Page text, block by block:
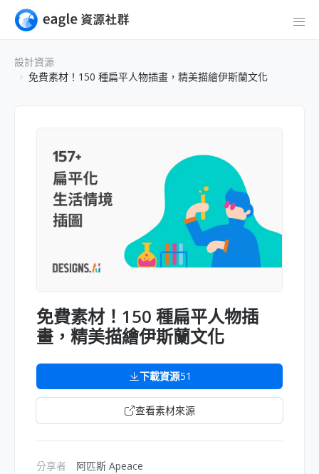
設計資源
免費素材！150 種扁平人物插畫，精美描繪伊斯蘭文化
免費素材！150 種扁平人物插
畫，精美描繪伊斯蘭文化
下載資源51
查看素材來源
分享者
阿匹斯 Apeace